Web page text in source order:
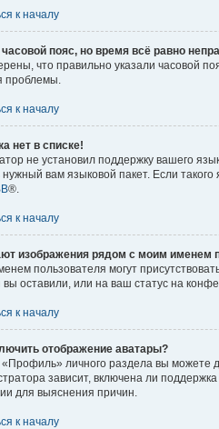
к началу
пояс, но время всё равно
что правильно указали часовой
проблемы.
к началу
нет в списке!
не установил поддержку вашего
нужный вам языковой пакет. Если
®.
к началу
изображения рядом с моим именем
пользователя могут
оставили, или на ваш статус на
к началу
отображение аватары?
«Профиль» личного раздела вы можете
зависит, включена ли
для выяснения причин.
к началу